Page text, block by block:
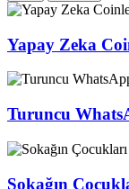
Yapay Zeka
Turuncu
Sokağın